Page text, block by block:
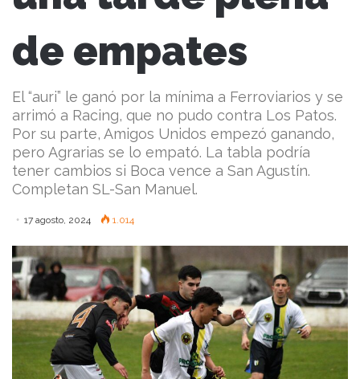
de empates
El “auri” le ganó por la mínima a Ferroviarios y se
arrimó a Racing, que no pudo contra Los Patos.
Por su parte, Amigos Unidos empezó ganando,
pero Agrarias se lo empató. La tabla podría
tener cambios si Boca vence a San Agustín.
Completan SL-San Manuel.
17 agosto, 2024 1.014